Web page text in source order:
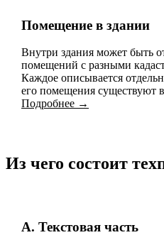
Помещение в здании
Внутри здания может быть
помещений с разными
Каждое описывается
его помещения существуют
Подробнее →
Из чего состоит
А. Текстовая часть